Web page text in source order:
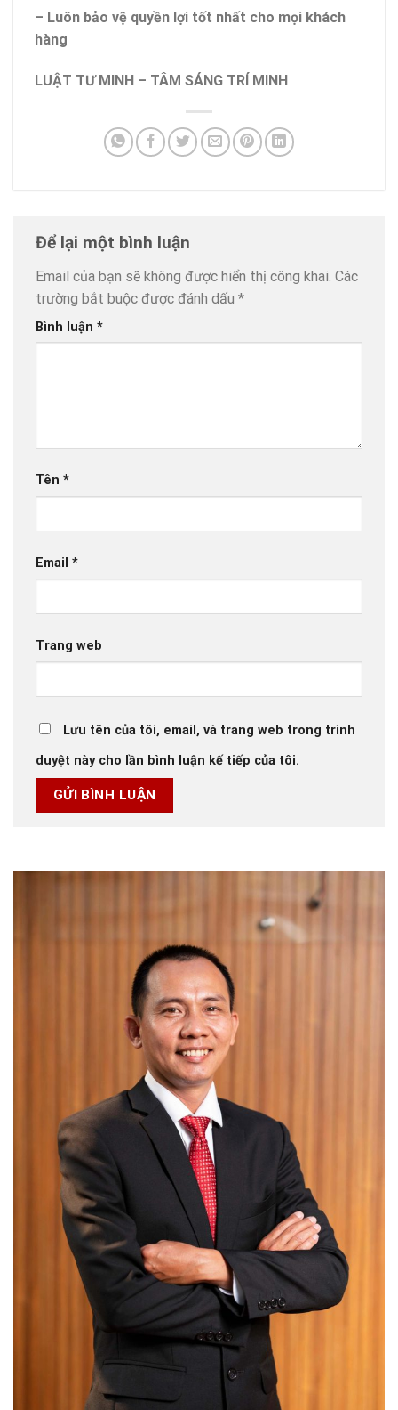
– Luôn bảo vệ quyền lợi tốt nhất cho mọi khách
hàng
LUẬT TƯ MINH – TÂM SÁNG TRÍ MINH
Để lại một bình luận
Email của bạn sẽ không được hiển thị công khai. Các
trường bắt buộc được đánh dấu *
Bình luận *
Tên *
Email *
Trang web
Lưu tên của tôi, email, và trang web trong trình
duyệt này cho lần bình luận kế tiếp của tôi.